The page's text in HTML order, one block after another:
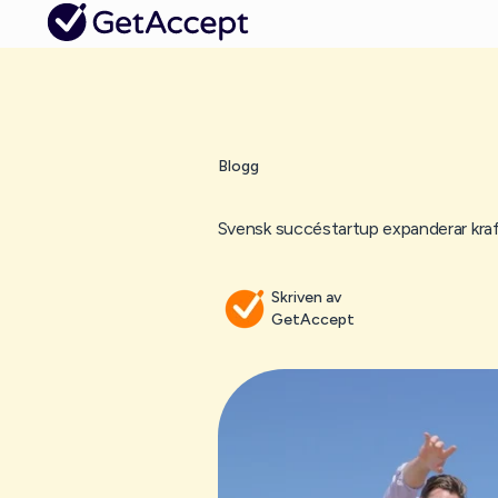
Blogg
Svensk succéstartup expanderar
Skriven av
GetAccept